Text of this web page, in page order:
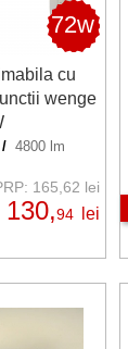
72w
cu
wenge
/ 4800 lm
165,62 lei
130,94 lei